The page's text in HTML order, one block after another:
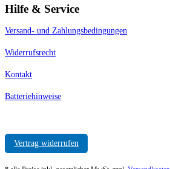
Hilfe & Service
Versand- und Zahlungsbedingungen
Widerrufsrecht
Kontakt
Batteriehinweise
Vertrag widerrufen